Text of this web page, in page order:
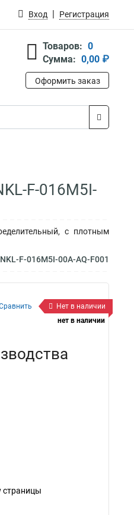
Вход Регистрация
Товаров: 0
Сумма: 0,00 ₽
Оформить заказ
F-016M5I-
с плотным
F-016M5I-00A-AQ-F001
Нет в наличии
нет в наличии
страницы